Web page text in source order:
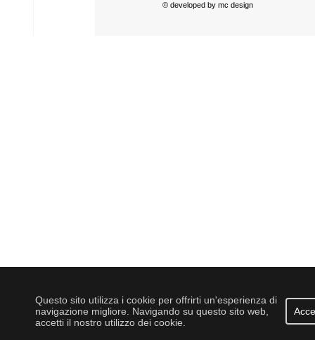
© developed by mc design
Questo sito utilizza i cookie per offrirti un'esperienza di
navigazione migliore. Navigando su questo sito web,
accetti il nostro utilizzo dei cookie.